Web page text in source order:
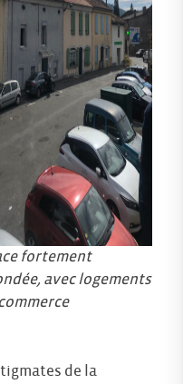
fortement
avec logements
de la